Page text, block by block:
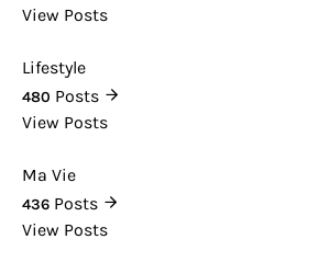
View Posts
Lifestyle
480 Posts
View Posts
Ma Vie
436 Posts
View Posts